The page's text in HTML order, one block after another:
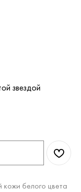
звездой
кожи белого цвета